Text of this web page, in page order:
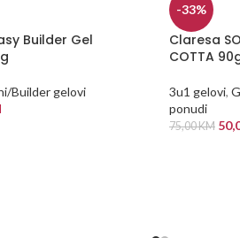
Builder Gel
Builder gelovi
-33%
Claresa
COTTA
3u1 gelovi,
ponudi
75,00KM